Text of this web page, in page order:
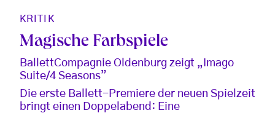
KRITIK
Magische Farbspiele
BallettCompagnie Oldenburg zeigt „Imago
Suite/4 Seasons”
Die erste Ballett-Premiere der neuen Spielzeit
bringt einen Doppelabend: Eine